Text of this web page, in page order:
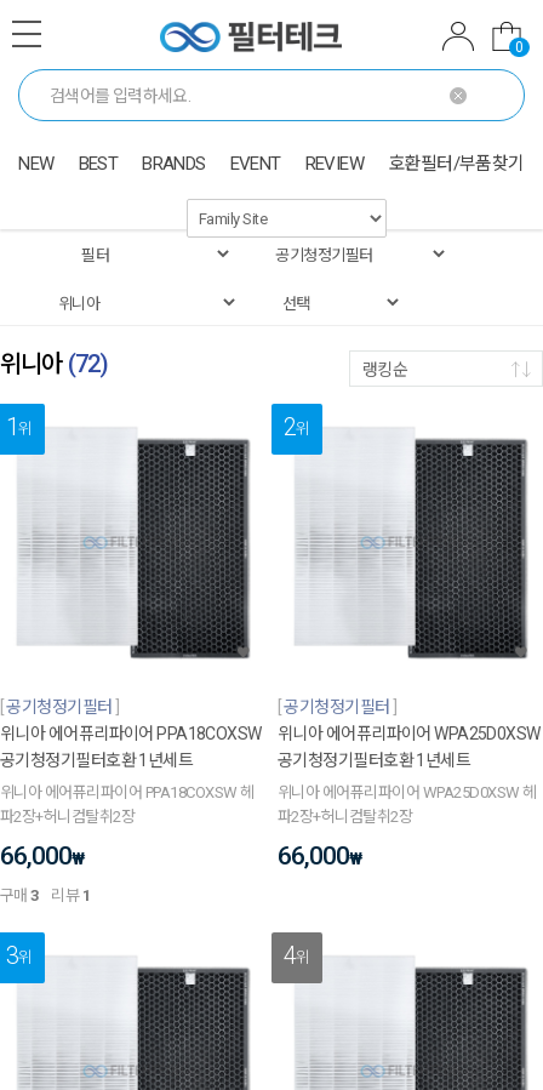
0
NEW BEST BRANDS EVENT REVIEW 호환필터/부품찾기
위니아 (72) 랭킹순
1위
공기청정기필터
위니아 에어퓨리파이어 PPA18COXSW
공기청정기필터호환 1년세트
위니아 에어퓨리파이어 PPA18COXSW 헤
파2장+허니컴탈취2장
66,000₩
구매3 리뷰 1
2위
공기청정기필터
위니아 에어퓨리파이어 WPA25D0XSW
공기청정기필터호환 1년세트
위니아 에어퓨리파이어 WPA25D0XSW 헤
파2장+허니컴탈취2장
66,000₩
3위 4위